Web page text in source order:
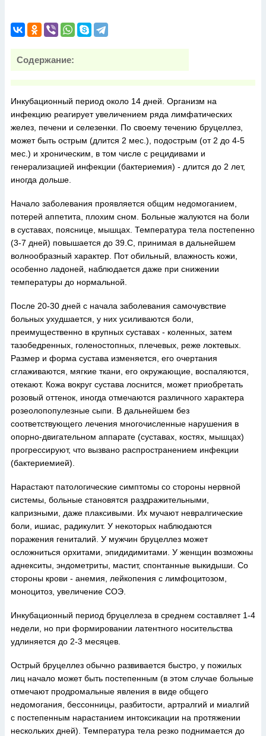
Содержание:
Инкубационный период около 14 дней. Организм на
инфекцию реагирует увеличением ряда лимфатических
желез, печени и селезенки. По своему течению бруцеллез,
может быть острым (длится 2 мес.), подострым (от 2 до 4-5
мес.) и хроническим, в том числе с рецидивами и
генерализацией инфекции (бактериемия) - длится до 2 лет,
иногда дольше.
Начало заболевания проявляется общим недомоганием,
потерей аппетита, плохим сном. Больные жалуются на боли
в суставах, пояснице, мышцах. Температура тела постепенно
(3-7 дней) повышается до 39.С, принимая в дальнейшем
волнообразный характер. Пот обильный, влажность кожи,
особенно ладоней, наблюдается даже при снижении
температуры до нормальной.
После 20-30 дней с начала заболевания самочувствие
больных ухудшается, у них усиливаются боли,
преимущественно в крупных суставах - коленных, затем
тазобедренных, голеностопных, плечевых, реже локтевых.
Размер и форма сустава изменяется, его очертания
сглаживаются, мягкие ткани, его окружающие, воспаляются,
отекают. Кожа вокруг сустава лоснится, может приобретать
розовый оттенок, иногда отмечаются различного характера
розеолопопулезные сыпи. В дальнейшем без
соответствующего лечения многочисленные нарушения в
опорно-двигательном аппарате (суставах, костях, мышцах)
прогрессируют, что вызвано распространением инфекции
(бактериемией).
Нарастают патологические симптомы со стороны нервной
системы, больные становятся раздражительными,
капризными, даже плаксивыми. Их мучают невралгические
боли, ишиас, радикулит. У некоторых наблюдаются
поражения гениталий. У мужчин бруцеллез может
осложниться орхитами, эпидидимитами. У женщин возможны
аднекситы, эндометриты, мастит, спонтанные выкидыши. Со
стороны крови - анемия, лейкопения с лимфоцитозом,
моноцитоз, увеличение СОЭ.
Инкубационный период бруцеллеза в среднем составляет 1-4
недели, но при формировании латентного носительства
удлиняется до 2-3 месяцев.
Острый бруцеллез обычно развивается быстро, у пожилых
лиц начало может быть постепенным (в этом случае больные
отмечают продромальные явления в виде общего
недомогания, бессонницы, разбитости, артралгий и миалгий
с постепенным нарастанием интоксикации на протяжении
нескольких дней). Температура тела резко поднимается до